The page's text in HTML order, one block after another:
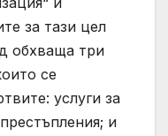
за тази цел
обхваща три
се
услуги за
и